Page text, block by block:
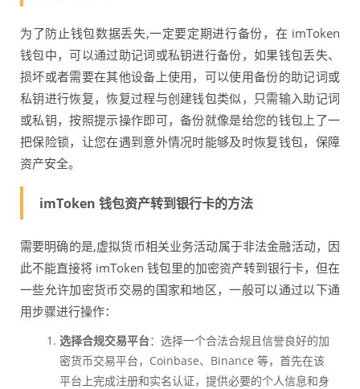
为了防止钱包数据丢失,一定要定期进行备份，在 imToken
钱包中，可以通过助记词或私钥进行备份，如果钱包丢失、
损坏或者需要在其他设备上使用，可以使用备份的助记词或
私钥进行恢复，恢复过程与创建钱包类似，只需输入助记词
或私钥，按照提示操作即可，备份就像是给您的钱包上了一
把保险锁，让您在遇到意外情况时能够及时恢复钱包，保障
资产安全。
imToken 钱包资产转到银行卡的方法
需要明确的是,虚拟货币相关业务活动属于非法金融活动，因
此不能直接将 imToken 钱包里的加密资产转到银行卡，但在
一些允许加密货币交易的国家和地区，一般可以通过以下通
用步骤进行操作：
选择合规交易平台：选择一个合法合规且信誉良好的加
密货币交易平台，Coinbase、Binance 等，首先在该
平台上完成注册和实名认证，提供必要的个人信息和身